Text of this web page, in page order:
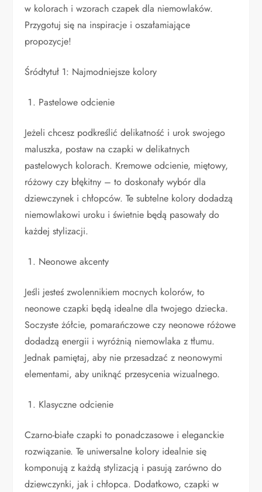
w kolorach i wzorach czapek dla niemowlaków.
Przygotuj się na inspiracje i oszałamiające
propozycje!
Śródtytuł 1: Najmodniejsze kolory
Pastelowe odcienie
Jeżeli chcesz podkreślić delikatność i urok swojego
maluszka, postaw na czapki w delikatnych
pastelowych kolorach. Kremowe odcienie, miętowy,
różowy czy błękitny – to doskonały wybór dla
dziewczynek i chłopców. Te subtelne kolory dodadzą
niemowlakowi uroku i świetnie będą pasowały do
każdej stylizacji.
Neonowe akcenty
Jeśli jesteś zwolennikiem mocnych kolorów, to
neonowe czapki będą idealne dla twojego dziecka.
Soczyste żółcie, pomarańczowe czy neonowe różowe
dodadzą energii i wyróżnią niemowlaka z tłumu.
Jednak pamiętaj, aby nie przesadzać z neonowymi
elementami, aby uniknąć przesycenia wizualnego.
Klasyczne odcienie
Czarno-białe czapki to ponadczasowe i eleganckie
rozwiązanie. Te uniwersalne kolory idealnie się
komponują z każdą stylizacją i pasują zarówno do
dziewczynki, jak i chłopca. Dodatkowo, czapki w